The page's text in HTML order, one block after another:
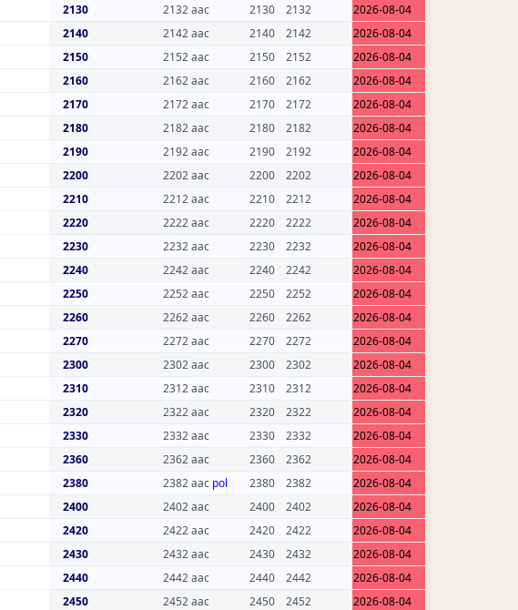
2130 2132 aac 2130 2132
2026-08-04
2140 2142 aac 2140 2142
2026-08-04
2150 2152 aac 2150 2152
2026-08-04
2160 2162 aac 2160 2162
2026-08-04
2170 2172 aac 2170 2172
2026-08-04
2180 2182 aac 2180 2182
2026-08-04
2190 2192 aac 2190 2192
2026-08-04
2200 2202 aac 2200 2202
2026-08-04
2210 2212 aac 2210 2212
2026-08-04
2220 2222 aac 2220 2222
2026-08-04
2230 2232 aac 2230 2232
2026-08-04
2240 2242 aac 2240 2242
2026-08-04
2250 2252 aac 2250 2252
2026-08-04
2260 2262 aac 2260 2262
2026-08-04
2270 2272 aac 2270 2272
2026-08-04
2300 2302 aac 2300 2302
2026-08-04
2310 2312 aac 2310 2312
2026-08-04
2320 2322 aac 2320 2322
2026-08-04
2330 2332 aac 2330 2332
2026-08-04
2360 2362 aac 2360 2362
2026-08-04
2380 2382 aac pol 2380 2382
2026-08-04
2400 2402 aac 2400 2402
2026-08-04
2420 2422 aac 2420 2422
2026-08-04
2430 2432 aac 2430 2432
2026-08-04
2440 2442 aac 2440 2442
2026-08-04
2450 2452 aac 2450 2452
2026-08-04